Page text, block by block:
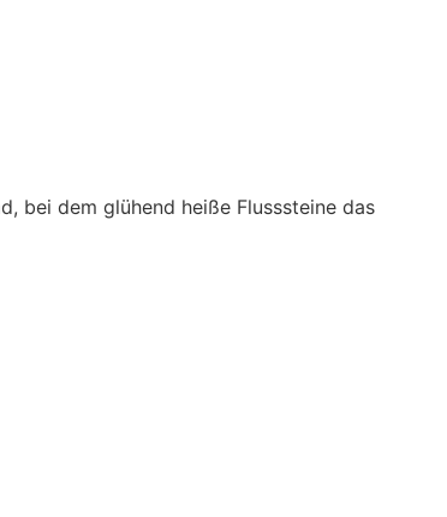
bei dem glühend heiße Flusssteine das